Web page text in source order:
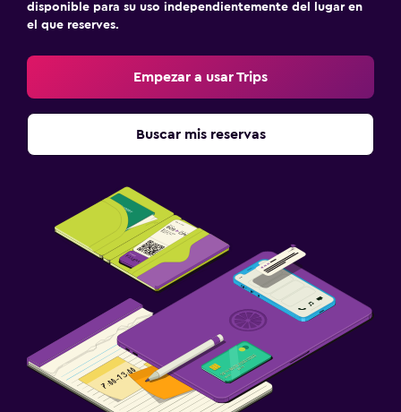
Sillas de playa
Terraza
Comedor
Menús para dietas especiales (bajo petición)
Restaurante
Desayuno en la habitación
Máquina expendedora (bebidas)
Mesa de comedor
Piscina y spa
disponible para su uso independientemente del lugar en
el que reserves.
Empezar a usar Trips
Buscar mis reservas